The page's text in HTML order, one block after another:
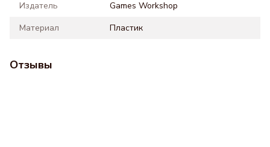
Издатель
Games Workshop
Материал
Пластик
Отзывы